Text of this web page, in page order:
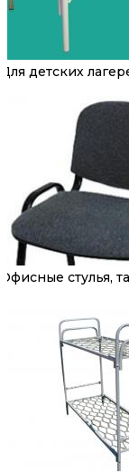
Для детских
Офисные стулья,